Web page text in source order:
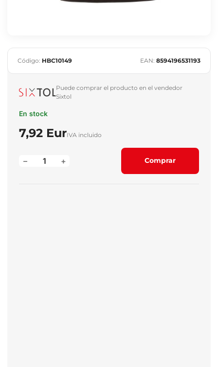
Código: HBC10149 EAN: 8594196531193
Puede comprar el producto en el vendedor
Sixtol
En stock
7,92 EurIVA incluido
+
– Comprar